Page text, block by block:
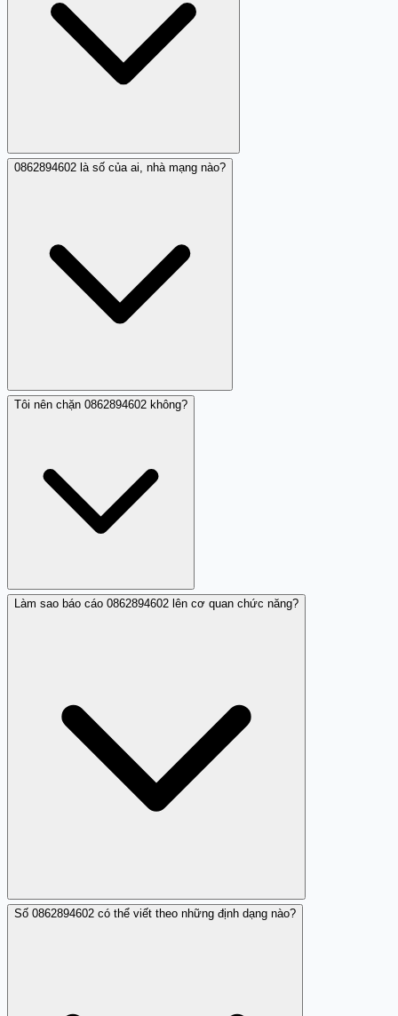
tài khoản quan trọng (email, ngân hàng) nếu nhập thông
tin. Báo cáo ngay với Cục An toàn thông tin (ais.gov.vn)
hoặc công an nếu nghi ngờ mất dữ liệu.
Hiện tại chỉ có một nhận xét từ cộng đồng Trang Trắng
hiệu cần chú ý.
0862894602 là số của ai, nhà mạng nào?
0862894602 (086 2894602) là số di động của nhà mạng
dụng để gửi link không rõ ràng. Trang Trắng không cung
cấp dịch vụ tra cứu chủ sở hữu số, nhưng bạn có thể liên
hệ Viettel để báo cáo hoặc khiếu nại.
Tôi nên chặn 0862894602 không?
Nên chặn 0862894602 nếu bạn không nhận ra số này
cuộc gọi (nếu có cài Trang Trắng).
Làm sao báo cáo 0862894602 lên cơ quan chức năng?
Báo cáo 0862894602 qua các kênh chính thức: gửi SMS
Số 0862894602 có thể viết theo những định dạng nào?